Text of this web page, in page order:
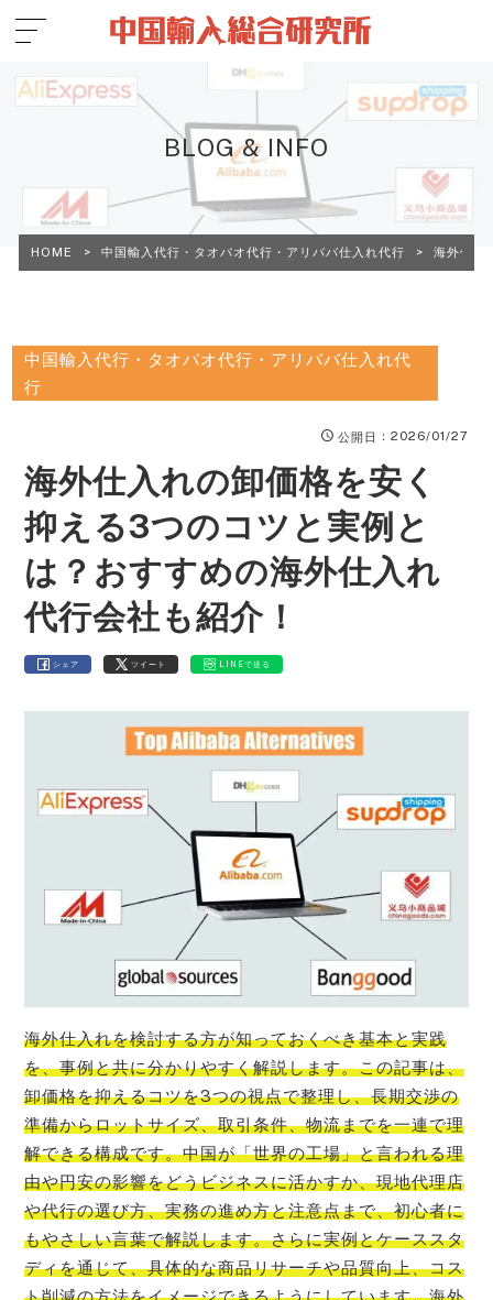
BLOG & INFO
HOME > 中国輸入代行・タオバオ代行・アリババ仕入れ代行 > 海外仕入
中国輸入代行・タオバオ代行・アリババ仕入れ代
行
公開日 ：2026/01/27
海外仕入れの卸価格を安く
抑える3つのコツと実例と
は？おすすめの海外仕入れ
代行会社も紹介！
シェア ツイート LINEで送る
海外仕入れを検討する方が知っておくべき基本と実践
を、事例と共に分かりやすく解説します。この記事は、
卸価格を抑えるコツを3つの視点で整理し、長期交渉の
準備からロットサイズ、取引条件、物流までを一連で理
解できる構成です。中国が「世界の工場」と言われる理
由や円安の影響をどうビジネスに活かすか、現地代理店
や代行の選び方、実務の進め方と注意点まで、初心者に
もやさしい言葉で解説します。さらに実例とケーススタ
ディを通じて、具体的な商品リサーチや品質向上、コス